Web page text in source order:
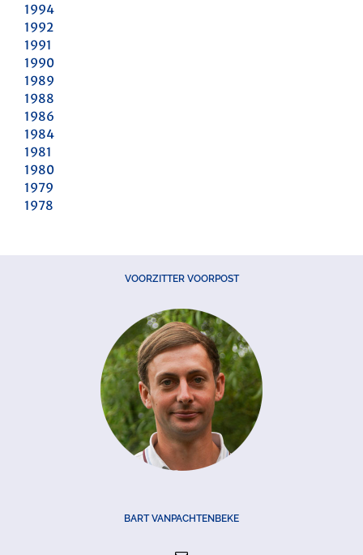
1994
1992
1991
1990
1989
1988
1986
1984
1981
1980
1979
1978
VOORZITTER VOORPOST
BART VANPACHTENBEKE